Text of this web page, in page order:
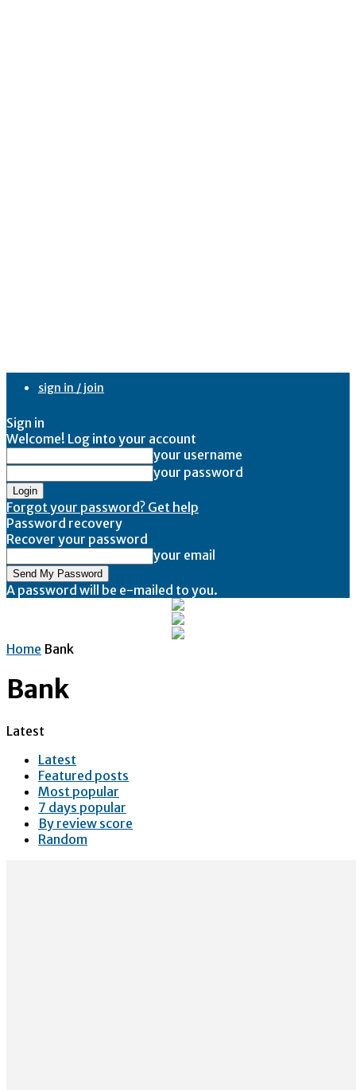
sign in / join
Sign in
Welcome! Log into your account
your username
your password
Forgot your password? Get help
Password recovery
Recover your password
your email
A password will be e-mailed to you.
Home Bank
Bank
Latest
Latest
Featured posts
Most popular
7 days popular
By review score
Random